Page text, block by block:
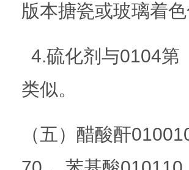
版本搪瓷或玻璃着
4.硫化剂与0104第
类似。
（五）醋酸酐